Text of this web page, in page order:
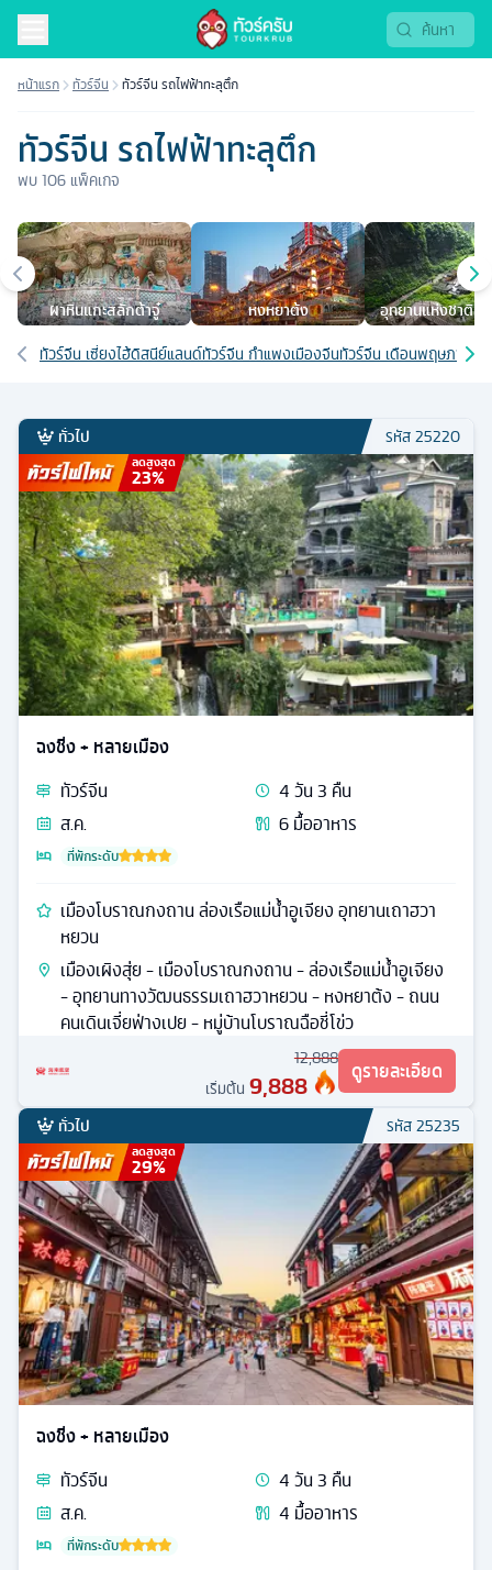
หน้าแรก ทัวร์จีน ทัวร์จีน รถไฟฟ้าทะลุตึก
ทัวร์จีน รถไฟฟ้าทะลุตึก
พบ106 แพ็คเกจ
เมืองยอดนิยม
ผาหินแกะสลักต้าจู๋ หงหยาต้ง
อุทยานแห่งชาติห
สะพานสวรรค์
เส้นทางที่เกี่ยวข้อง
ทัวร์จีน เซี่ยงไฮ้ดิสนีย์แลนด์ทัวร์จีน กำแพงเมืองจีนทัวร์จีน เดือนพฤษภาคม
ทั่วไป รหัส25220
ลดสูงสุด
23%
ฉงชิ่ง + หลายเมือง
ทัวร์จีน 4วัน3 คืน
ส.ค.
6มื้ออาหาร
ที่พักระดับ
เมืองโบราณกงถาน ล่องเรือแม่น้ำอูเจียง อุทยานเถาฮวา
หยวน
เมืองเผิงสุ่ย - เมืองโบราณกงถาน - ล่องเรือแม่น้ำอูเจียง
- อุทยานทางวัฒนธรรมเถาฮวาหยวน - หงหยาต้ง - ถนน
คนเดินเจี่ยฟ่างเปย - หมู่บ้านโบราณฉือชี่โข่ว
12,888
เริ่มต้น 9,888 ดูรายละเอียด
ทั่วไป รหัส25235
ลดสูงสุด
29%
ฉงชิ่ง + หลายเมือง
ทัวร์จีน 4วัน3 คืน
ส.ค.
4 มื้ออาหาร
ที่พักระดับ